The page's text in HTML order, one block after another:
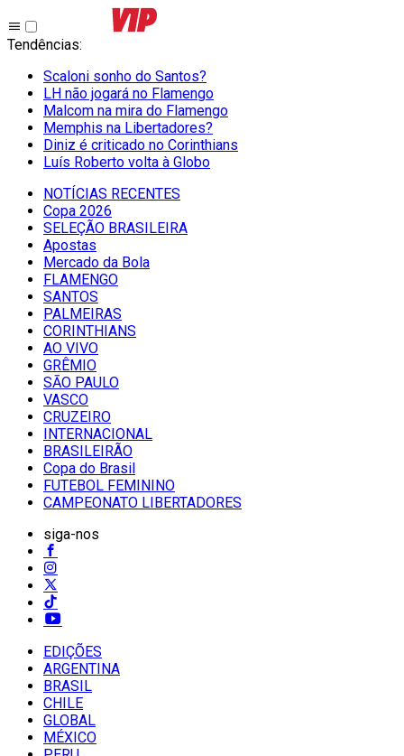
Tendências:
Scaloni sonho do Santos?
LH não jogará no Flamengo
Malcom na mira do Flamengo
Memphis na Libertadores?
Diniz é criticado no Corinthians
Luís Roberto volta à Globo
NOTÍCIAS RECENTES
Copa 2026
SELEÇÃO BRASILEIRA
Apostas
Mercado da Bola
FLAMENGO
SANTOS
PALMEIRAS
CORINTHIANS
AO VIVO
GRÊMIO
SĀO PAULO
VASCO
CRUZEIRO
INTERNACIONAL
BRASILEIRÃO
Copa do Brasil
FUTEBOL FEMININO
CAMPEONATO LIBERTADORES
siga-nos
EDIÇÕES
ARGENTINA
BRASIL
CHILE
GLOBAL
MÉXICO